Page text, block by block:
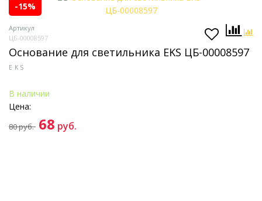
-15%
Артикул
ЦБ-00008597
Основание для светильника EKS ЦБ-00008597
EKS
В наличии
Цена:
80руб. 68 руб.